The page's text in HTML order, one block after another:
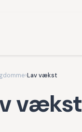
›Lav vækst
vækst